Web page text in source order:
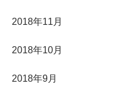
2018年11月
2018年10月
2018年9月